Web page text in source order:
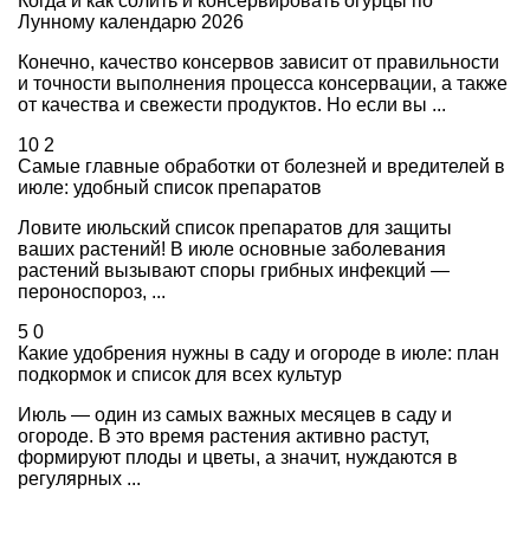
Лунному календарю 2026
Конечно, качество консервов зависит от правильности
и точности выполнения процесса консервации, а также
от качества и свежести продуктов. Но если вы ...
10 2
Самые главные обработки от болезней и вредителей в
июле: удобный список препаратов
Ловите июльский список препаратов для защиты
ваших растений! В июле основные заболевания
растений вызывают споры грибных инфекций —
пероноспороз, ...
5 0
Какие удобрения нужны в саду и огороде в июле: план
подкормок и список для всех культур
Июль — один из самых важных месяцев в саду и
огороде. В это время растения активно растут,
формируют плоды и цветы, а значит, нуждаются в
регулярных ...